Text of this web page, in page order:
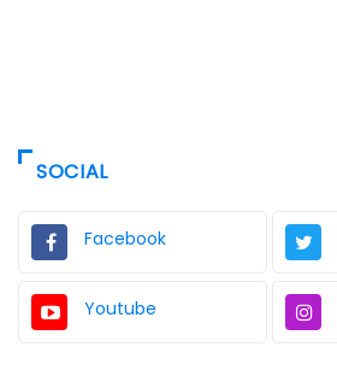
SOCIAL
Facebook
Youtube